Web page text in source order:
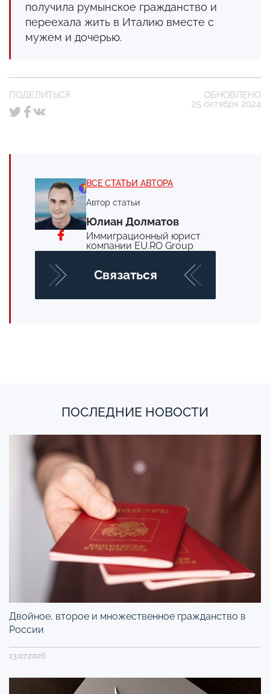
получила румынское гражданство и
переехала жить в Италию вместе с
мужем и дочерью.
ПОДЕЛИТЬСЯ
ОБНОВЛЕНО
25 октября 2024
ВСЕ СТАТЬИ АВТОРА
Автор статьи
Юлиан Долматов
Иммиграционный юрист
компании EU.RO Group
Cвязаться
ПОСЛЕДНИЕ НОВОСТИ
Двойное, второе и множественное гражданство в
России
13.07.2026